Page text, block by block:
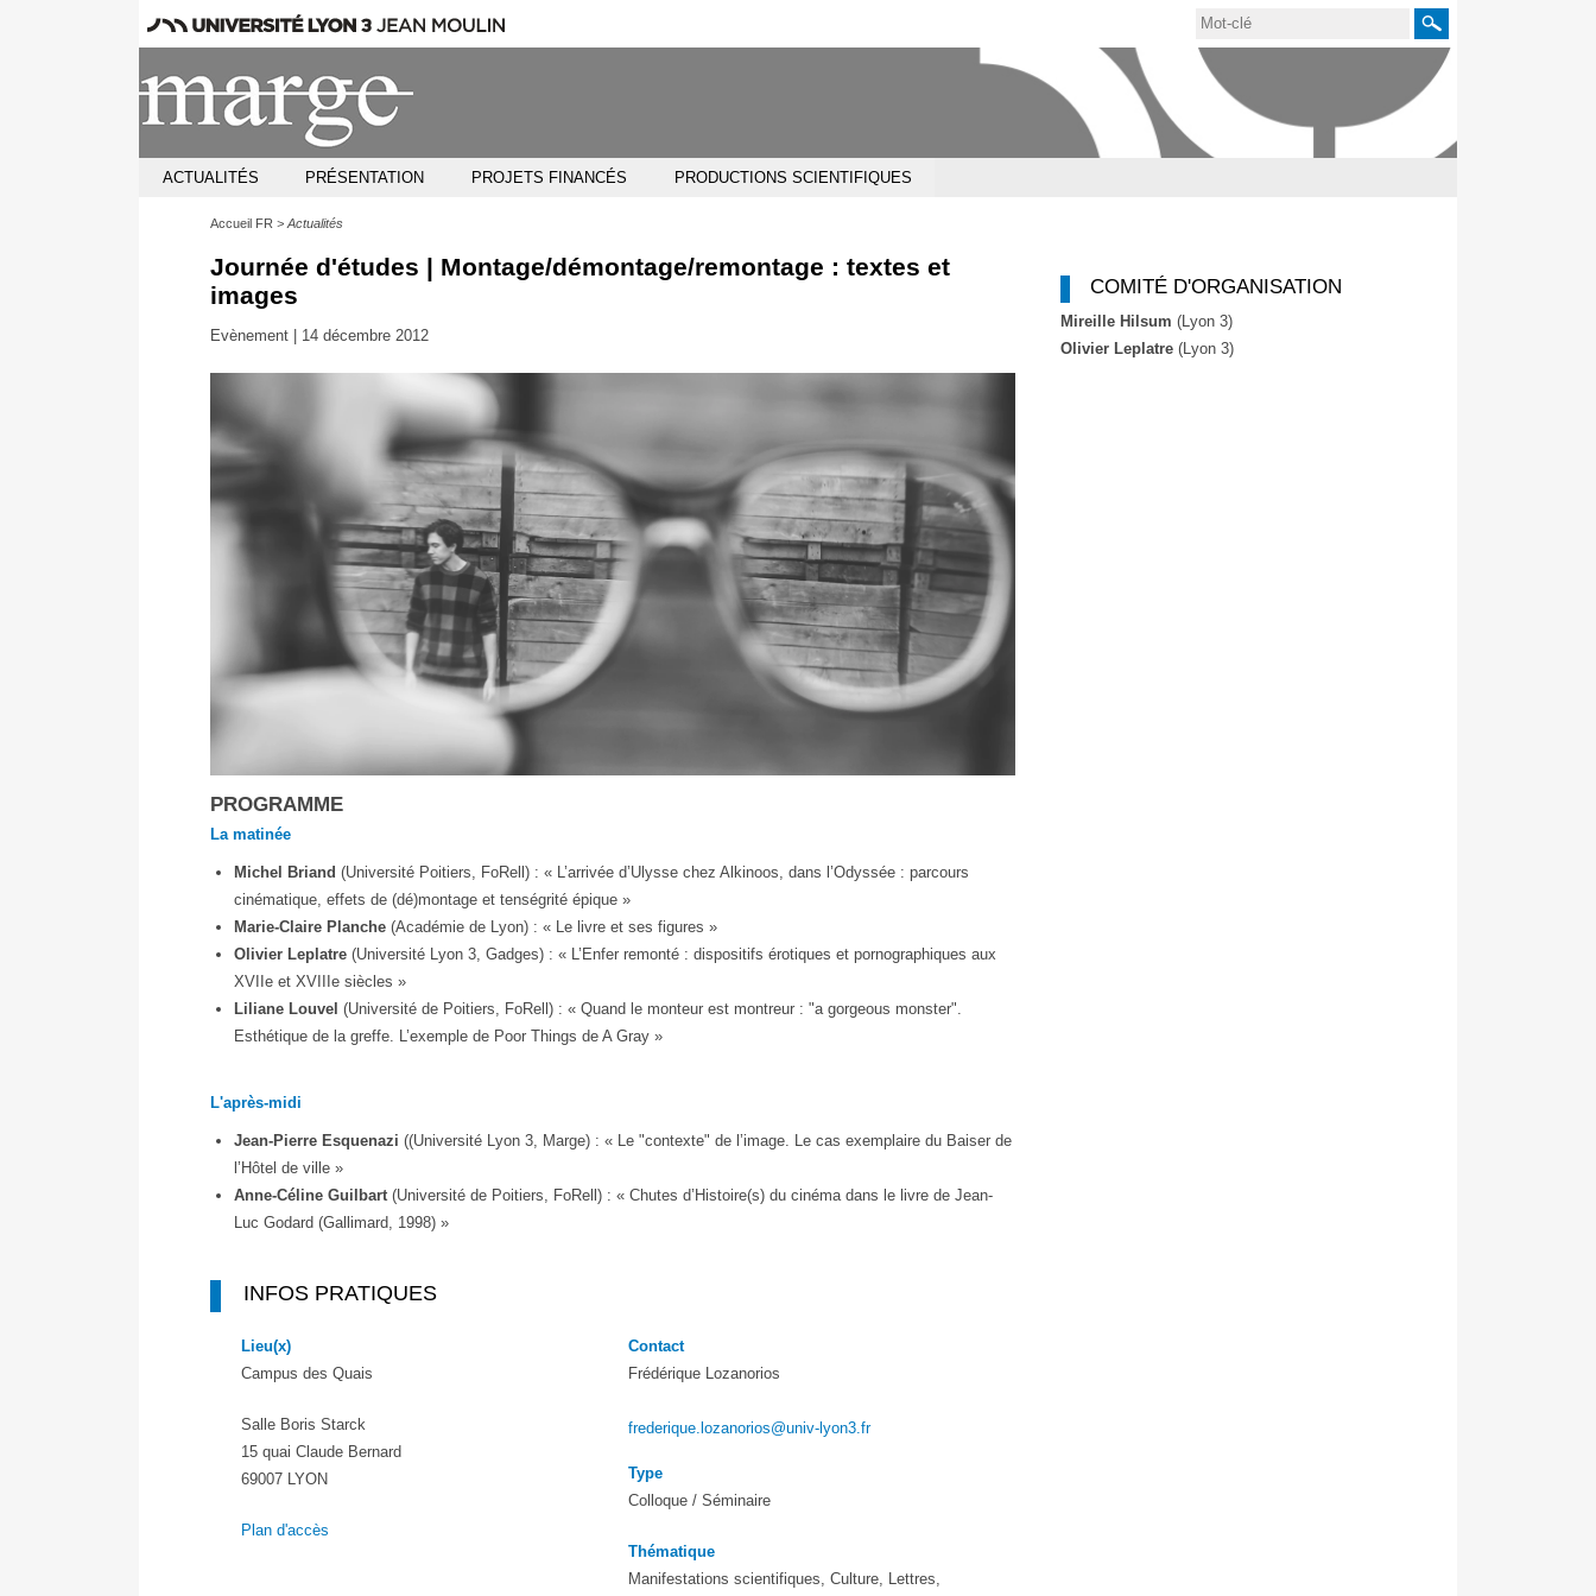
Rechercher
ACTUALITÉS PRÉSENTATION PROJETS FINANCÉS PRODUCTIONS SCIENTIFIQUES
Accueil FR Actualités
Journée d'études | Montage/démontage/remontage : textes et
images
Evènement | 14 décembre 2012
ffh
PROGRAMME
La matinée
Michel Briand (Université Poitiers, FoRell) : « L’arrivée d’Ulysse chez Alkinoos, dans l’Odyssée : parcours
cinématique, effets de (dé)montage et tenségrité épique »
Marie-Claire Planche (Académie de Lyon) : « Le livre et ses figures »
Olivier Leplatre(Université Lyon 3, Gadges) : « L’Enfer remonté : dispositifs érotiques et pornographiques aux
XVIIe et XVIIIe siècles »
Liliane Louvel (Université de Poitiers, FoRell) : « Quand le monteur est montreur : "a gorgeous monster".
Esthétique de la greffe. L’exemple de Poor Things de A Gray »
L'après-midi
Jean-Pierre Esquenazi ((Université Lyon 3, Marge) : « Le "contexte" de l’image. Le cas exemplaire du Baiser de
l’Hôtel de ville »
Anne-Céline Guilbart(Université de Poitiers, FoRell) : « Chutes d’Histoire(s) du cinéma dans le livre de Jean-
Luc Godard (Gallimard, 1998) »
INFOS PRATIQUES
Lieu(x)
Campus des Quais
Salle Boris Starck
15 quai Claude Bernard
69007 LYON
Plan d'accès
Contact
Frédérique Lozanorios
frederique.lozanorios@univ-lyon3.fr
Type
Colloque / Séminaire
Thématique
Manifestations scientifiques, Culture, Lettres,
COMITÉ D'ORGANISATION
Mireille Hilsum(Lyon 3)
Olivier Leplatre (Lyon 3)